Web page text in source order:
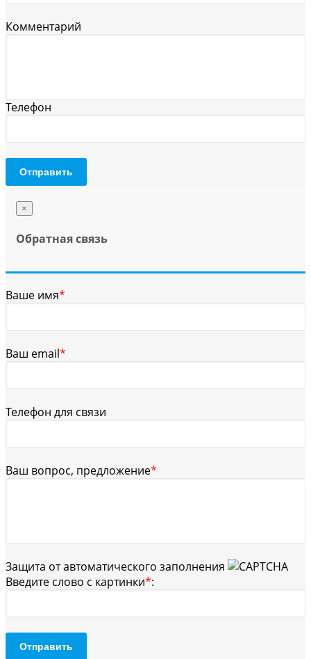
Комментарий
Телефон
Отправить
×
Обратная связь
Ваше имя*
Ваш email*
Телефон для связи
Ваш вопрос, предложение*
Защита от автоматического заполнения
Введите слово с картинки*:
Отправить